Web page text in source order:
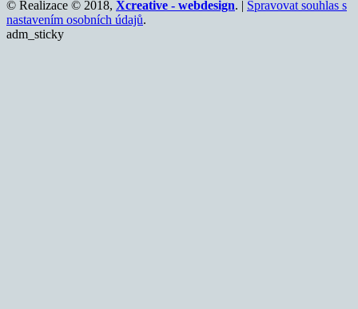
© Realizace © 2018, Xcreative - webdesign. | Spravovat souhlas s
nastavením osobních údajů.
adm_sticky